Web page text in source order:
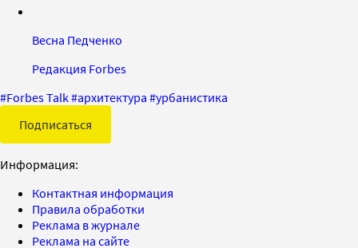
Весна Педченко
Редакция Forbes
#Forbes Talk#архитектура #урбанистика
Подписаться
Информация:
Контактная информация
Правила обработки
Реклама в журнале
Реклама на сайте